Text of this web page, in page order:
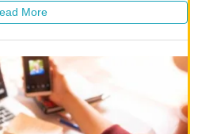
More